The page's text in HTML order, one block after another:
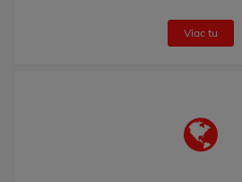
Viac tu